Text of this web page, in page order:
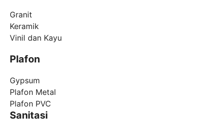
Granit
Keramik
Vinil dan Kayu
Plafon
Gypsum
Plafon Metal
Plafon PVC
Sanitasi